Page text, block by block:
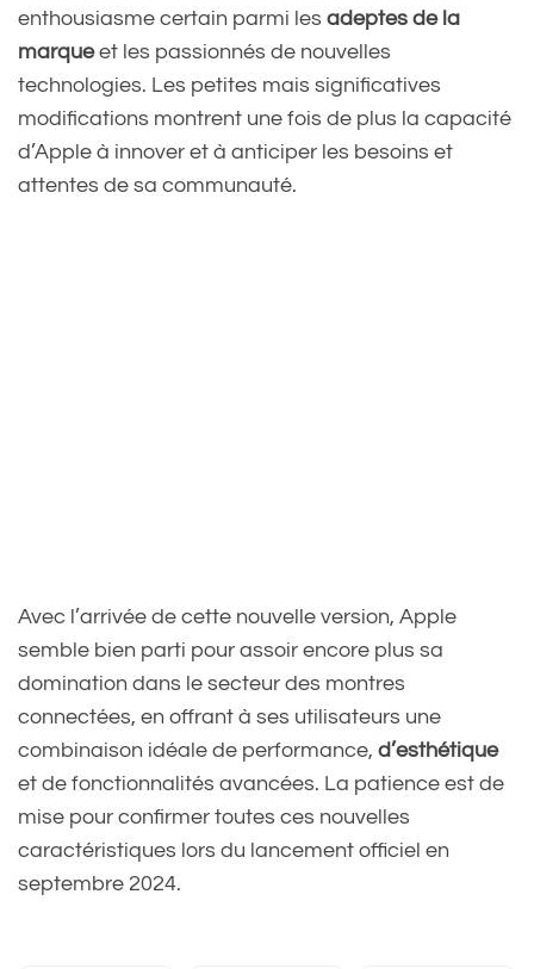
enthousiasme certain parmi les adeptes de la
marqueet les passionnés de nouvelles
technologies. Les petites mais significatives
modifications montrent une fois de plus la capacité
d’Apple à innover et à anticiper les besoins et
attentes de sa communauté.
Avec l’arrivée de cette nouvelle version, Apple
semble bien parti pour assoir encore plus sa
domination dans le secteur des montres
connectées, en offrant à ses utilisateurs une
combinaison idéale de performance, d’esthétique
et de fonctionnalités avancées. La patience est de
mise pour confirmer toutes ces nouvelles
caractéristiques lors du lancement officiel en
septembre 2024.